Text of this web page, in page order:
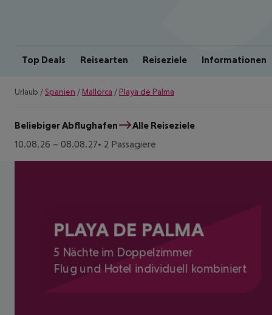
Top Deals Reisearten Reiseziele Informationen
Urlaub / Spanien / Mallorca / Playa de Palma
Beliebiger Abflughafen
Alle Reiseziele
10.08.26 – 08.08.27 2 Passagiere
PLAYA DE PALMA
5 Nächte im Doppelzimmer
Flug und Hotel individuell kombiniert